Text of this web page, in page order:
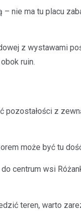
nie ma tu placu
z wystawami
ruin.
pozostałości z
może być tu
centrum wsi
teren, warto